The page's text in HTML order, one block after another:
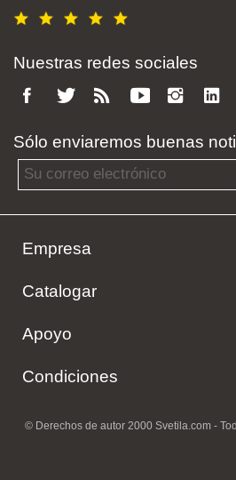
Nuestras redes sociales
Sólo enviaremos buenas
Email address
Empresa
Catalogar
Apoyo
Condiciones
© Derechos de autor 2000 Svetila.com -